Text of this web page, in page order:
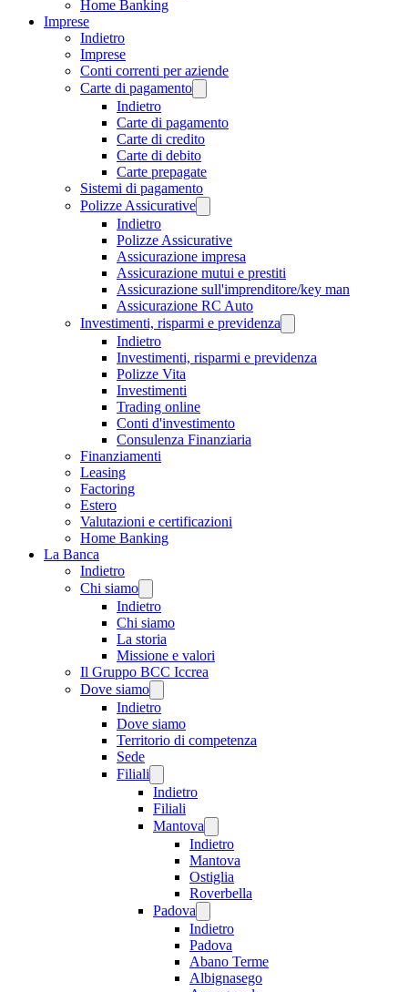
Home Banking
Imprese
Indietro
Imprese
Conti correnti per aziende
Carte di pagamento
Indietro
Carte di pagamento
Carte di credito
Carte di debito
Carte prepagate
Sistemi di pagamento
Polizze Assicurative
Indietro
Polizze Assicurative
Assicurazione impresa
Assicurazione mutui e prestiti
Assicurazione sull'imprenditore/key man
Assicurazione RC Auto
Investimenti, risparmi e previdenza
Indietro
Investimenti, risparmi e previdenza
Polizze Vita
Investimenti
Trading online
Conti d'investimento
Consulenza Finanziaria
Finanziamenti
Leasing
Factoring
Estero
Valutazioni e certificazioni
Home Banking
La Banca
Indietro
Chi siamo
Indietro
Chi siamo
La storia
Missione e valori
Il Gruppo BCC Iccrea
Dove siamo
Indietro
Dove siamo
Territorio di competenza
Sede
Filiali
Indietro
Filiali
Mantova
Indietro
Mantova
Ostiglia
Roverbella
Padova
Indietro
Padova
Abano Terme
Albignasego